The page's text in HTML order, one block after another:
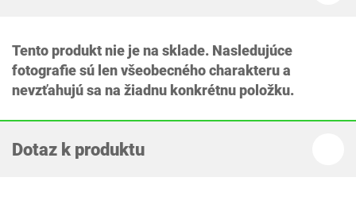
Tento produkt nie je na sklade. Nasledujúce
fotografie sú len všeobecného charakteru a
nevzťahujú sa na žiadnu konkrétnu položku.
Dotaz k produktu